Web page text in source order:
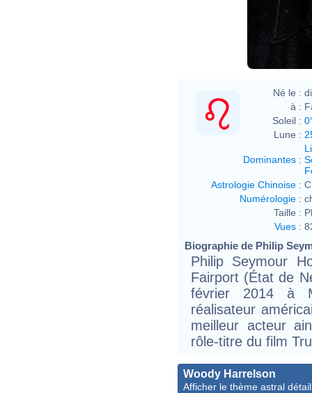
Né le :
à :
Soleil :
Lune :
Dominantes :
Astrologie Chinoise :
Numérologie :
Taille :
Vues :
Biographie de Philip
Philip Seymour
Fairport (État de
février 2014 à
réalisateur
meilleur acteur
rôle-titre du film
Woody Harrelson
Afficher le thème astral